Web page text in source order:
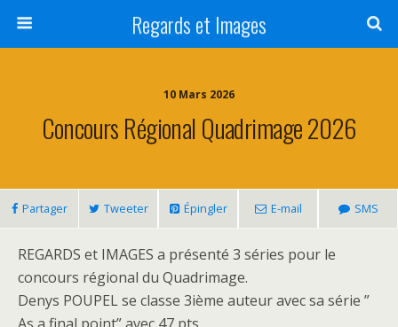
Regards et Images
10 Mars 2026
Concours Régional Quadrimage 2026
Partager Tweeter Épingler E-mail SMS
REGARDS et IMAGES a présenté 3 séries pour le
concours régional du Quadrimage.
Denys POUPEL se classe 3ième auteur avec sa série ”